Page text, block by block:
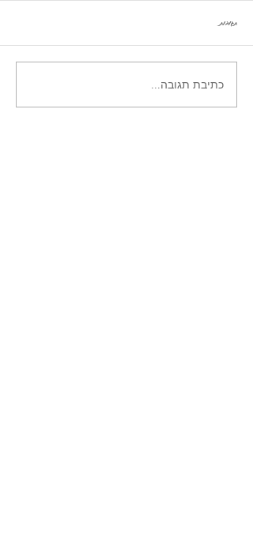
תגובות
כתיבת תגובה...